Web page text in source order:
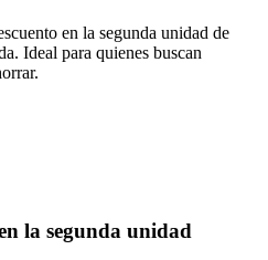
en la segunda unidad de
Ideal para quienes buscan
la segunda unidad